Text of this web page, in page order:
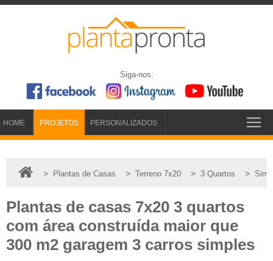
Siga-nos:
HOME PROJETOS PERSONALIZADOS
> Plantas de Casas > Terreno 7x20 > 3 Quartos >
Plantas de casas 7x20 3 quartos
com área construída maior que
300 m2 garagem 3 carros simples